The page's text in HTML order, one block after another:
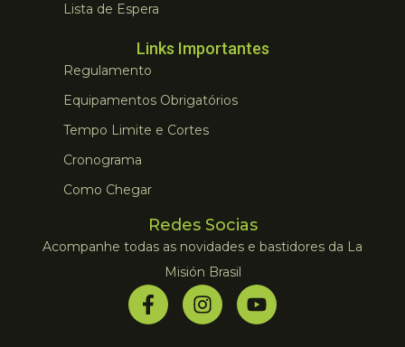
Lista de Espera
Links Importantes
Regulamento
Equipamentos Obrigatórios
Tempo Limite e Cortes
Cronograma
Como Chegar
Redes Socias
Acompanhe todas as novidades e bastidores da La
Misión Brasil